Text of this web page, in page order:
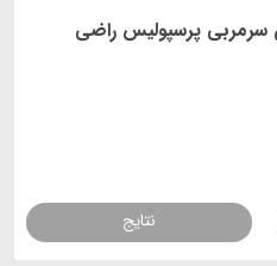
سرمربی پرسپولیس راضی
نتایج